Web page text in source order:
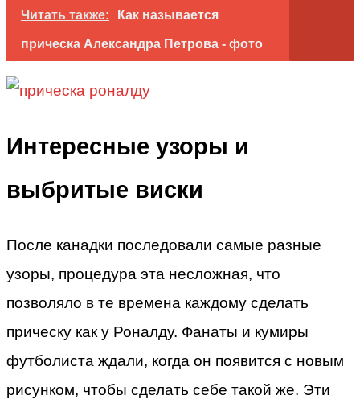
Читать также: Как называется
прическа Александра Петрова - фото
Интересные узоры и
выбритые виски
После канадки последовали самые разные
узоры, процедура эта несложная, что
позволяло в те времена каждому сделать
прическу как у Роналду. Фанаты и кумиры
футболиста ждали, когда он появится с новым
рисунком, чтобы сделать себе такой же. Эти